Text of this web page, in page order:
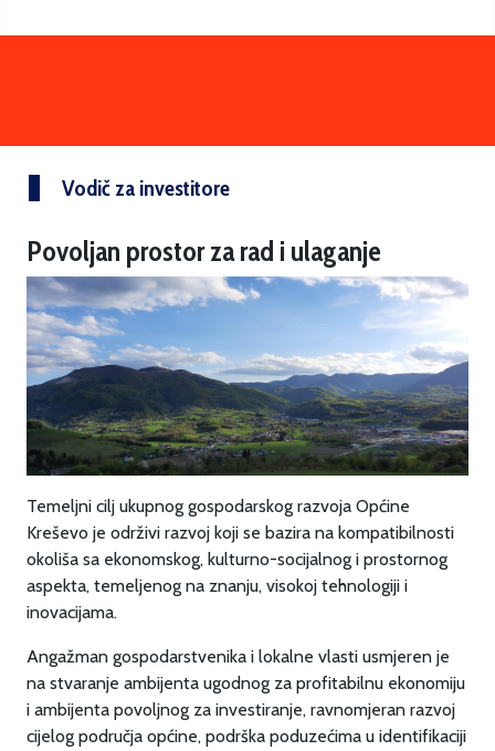
Vodič za investitore
Povoljan prostor za rad i ulaganje
Temeljni cilj ukupnog gospodarskog razvoja Općine
Kreševo je održivi razvoj koji se bazira na kompatibilnosti
okoliša sa ekonomskog, kulturno-socijalnog i prostornog
aspekta, temeljenog na znanju, visokoj tehnologiji i
inovacijama.
Angažman gospodarstvenika i lokalne vlasti usmjeren je
na stvaranje ambijenta ugodnog za profitabilnu ekonomiju
i ambijenta povoljnog za investiranje, ravnomjeran razvoj
cijelog područja općine, podrška poduzećima u identifikaciji